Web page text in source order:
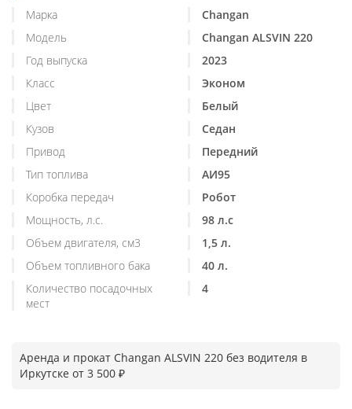
Марка
Changan
Модель
Changan ALSVIN 220
Год выпуска
2023
Класс
Эконом
Цвет
Белый
Кузов
Седан
Привод
Передний
Тип топлива
АИ95
Коробка передач
Робот
Мощность, л.с.
98 л.с
Объем двигателя, см3
1,5 л.
Объем топливного бака
40 л.
Количество посадочных
мест
4
Аренда и прокат Changan ALSVIN 220 без водителя в
Иркутске от 3 500 ₽